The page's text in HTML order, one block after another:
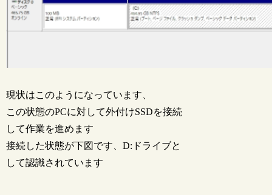
現状はこのようになっています、
この状態のPCに対して外付けSSDを接続
して作業を進めます
接続した状態が下図です、D:ドライブと
して認識されています